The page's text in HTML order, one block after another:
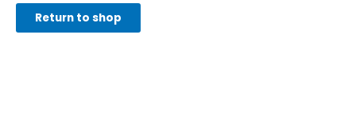
Return to shop